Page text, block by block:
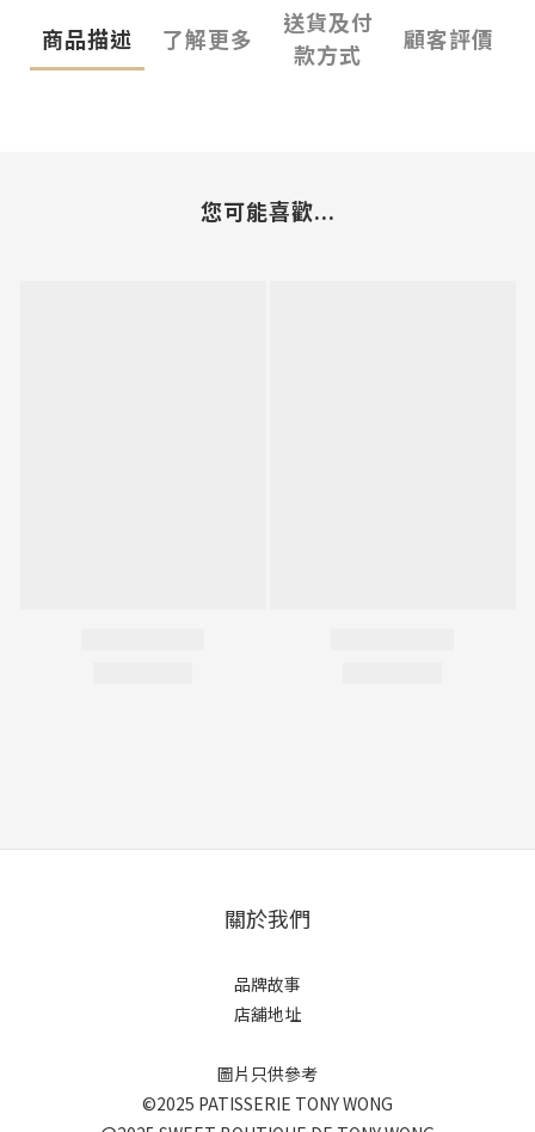
商品描述 了解更多
送貨及付
款方式
顧客評價
您可能喜歡...
關於我們
品牌故事
店舖地址
圖片只供參考
©2025 PATISSERIE TONY WONG